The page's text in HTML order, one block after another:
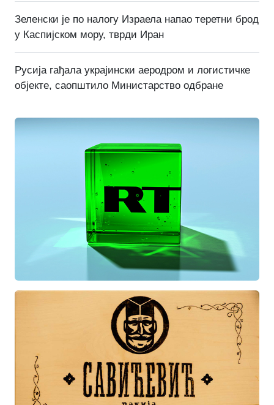
Зеленски је по налогу Израела напао теретни брод
у Каспијском мору, тврди Иран
Русија гађала украјински аеродром и логистичке
објекте, саопштило Министарство одбране